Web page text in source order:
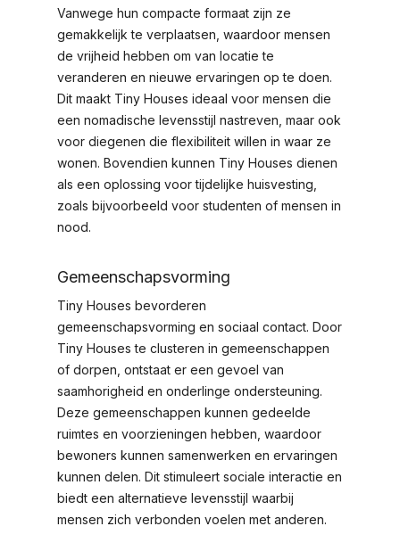
Vanwege hun compacte formaat zijn ze
gemakkelijk te verplaatsen, waardoor mensen
de vrijheid hebben om van locatie te
veranderen en nieuwe ervaringen op te doen.
Dit maakt Tiny Houses ideaal voor mensen die
een nomadische levensstijl nastreven, maar ook
voor diegenen die flexibiliteit willen in waar ze
wonen. Bovendien kunnen Tiny Houses dienen
als een oplossing voor tijdelijke huisvesting,
zoals bijvoorbeeld voor studenten of mensen in
nood.
Gemeenschapsvorming
Tiny Houses bevorderen
gemeenschapsvorming en sociaal contact. Door
Tiny Houses te clusteren in gemeenschappen
of dorpen, ontstaat er een gevoel van
saamhorigheid en onderlinge ondersteuning.
Deze gemeenschappen kunnen gedeelde
ruimtes en voorzieningen hebben, waardoor
bewoners kunnen samenwerken en ervaringen
kunnen delen. Dit stimuleert sociale interactie en
biedt een alternatieve levensstijl waarbij
mensen zich verbonden voelen met anderen.